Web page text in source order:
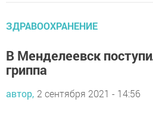
ЗДРАВООХРАНЕНИЕ
В Менделеевск
гриппа
автор, 2 сентября 2021 - 14:56